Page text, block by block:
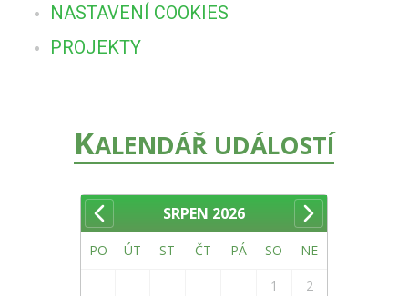
NASTAVENÍ COOKIES
PROJEKTY
KALENDÁŘ UDÁLOSTÍ
SRPEN 2026
PO ÚT ST ČT PÁ SO NE
1
2